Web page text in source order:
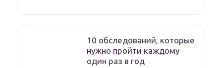
10 обследований, которые
нужно пройти каждому
один раз в год